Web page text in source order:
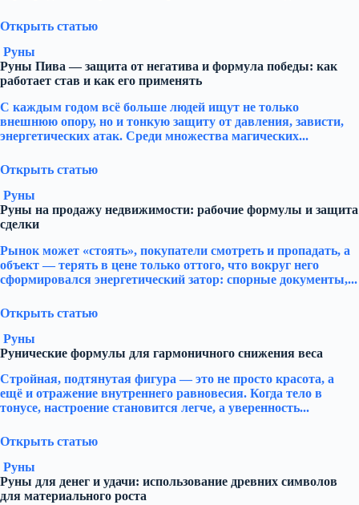
Открыть статью
Руны
Руны Пива — защита от негатива и формула победы: как
работает став и как его применять
С каждым годом всё больше людей ищут не только
внешнюю опору, но и тонкую защиту от давления, зависти,
энергетических атак. Среди множества магических...
Открыть статью
Руны
Руны на продажу недвижимости: рабочие формулы и защита
сделки
Рынок может «стоять», покупатели смотреть и пропадать, а
объект — терять в цене только оттого, что вокруг него
сформировался энергетический затор: спорные документы,...
Открыть статью
Руны
Рунические формулы для гармоничного снижения веса
Стройная, подтянутая фигура — это не просто красота, а
ещё и отражение внутреннего равновесия. Когда тело в
тонусе, настроение становится легче, а уверенность...
Открыть статью
Руны
Руны для денег и удачи: использование древних символов
для материального роста